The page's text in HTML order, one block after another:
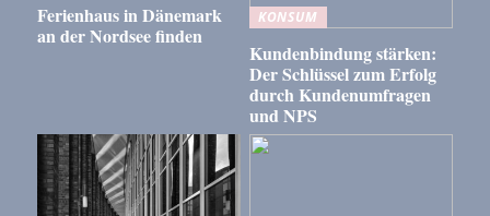
Ferienhaus in Dänemark
an der Nordsee finden
KONSUM
Kundenbindung stärken:
Der Schlüssel zum Erfolg
durch Kundenumfragen
und NPS